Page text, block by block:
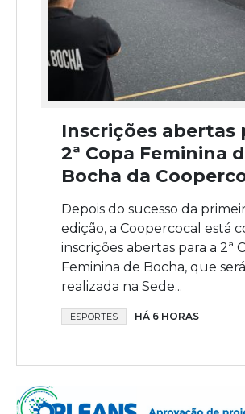
Inscrições abertas
2ª Copa Feminina
Bocha da
Depois do sucesso da
edição, a Coopercocal está
inscrições abertas para a 2ª
Feminina de Bocha, que será
realizada na Sede...
ESPORTES HÁ 6 HORAS